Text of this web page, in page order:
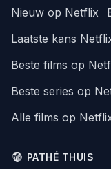
Nieuw op Netflix
Laatste kans
Beste films op
Beste series op
Alle films op
PATHÉ THUIS